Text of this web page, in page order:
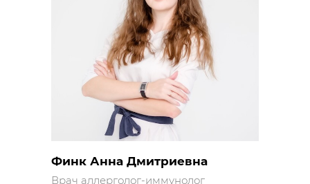
Врач аллерголог-иммунолог
Финк Анна Дмитриевна